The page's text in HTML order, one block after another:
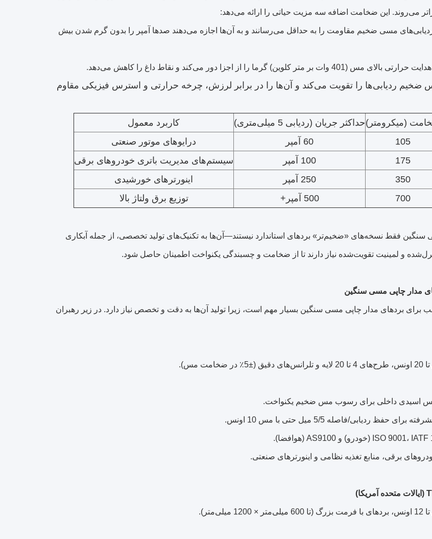
می‌روند. این ضخامت اضافه سه مزیت حیاتی را ارائه می‌دهد:
ردیابی‌های مسی ضخیم مقاومت را به حداقل می‌رسانند و به آن‌ها اجازه می‌دهند صدها آمپر را بدون گرم شدن بیش
ضخیم ردیابی‌ها را تقویت می‌کند و آن‌ها را در برابر لرزش، چرخه حرارتی و استرس فیزیکی مقاوم
(میکرومتر)حداکثر جریان (ردیابی 5 میلی‌متری)
کاربرد معمول
105 60 آمپر
درایوهای موتور صنعتی
175 100 آمپر
سیستم‌های مدیریت باتری خودروهای برقی
350 250 آمپر
اینورترهای خورشیدی
700 500 آمپر+ توزیع برق ولتاژ بالا
سنگین فقط نسخه‌های «ضخیم‌تر» بردهای استاندارد نیستند—آن‌ها به تکنیک‌های تولید تخصصی، از جمله آبکاری
و لمینیت تقویت‌شده نیاز دارند تا از ضخامت و چسبندگی یکنواخت اطمینان حاصل شود.
مدار چاپی مسی سنگین
برای بردهای مدار چاپی مسی سنگین بسیار مهم است، زیرا تولید آن‌ها به دقت و تخصص نیاز دارد. در زیر رهبران
اسیدی داخلی برای رسوب مس ضخیم یکنواخت.
حفظ ردیابی/فاصله 5/5 میل حتی با مس 10 اونس.
برقی، منابع تغذیه نظامی و اینورترهای صنعتی.